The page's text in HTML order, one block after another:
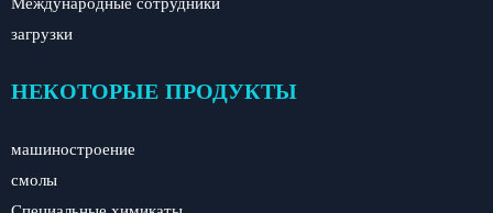
загрузки
НЕКОТОРЫЕ ПРОДУКТЫ
машиностроение
смолы